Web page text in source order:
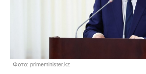
Фото: primeminister.kz